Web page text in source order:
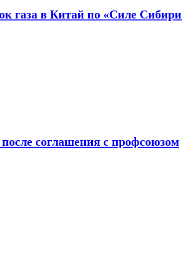
газа в Китай по «Силе
соглашения с профсоюзом